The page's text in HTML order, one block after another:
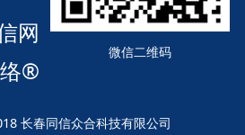
网
络®
微信二维码
长春同信众合科技有限公司